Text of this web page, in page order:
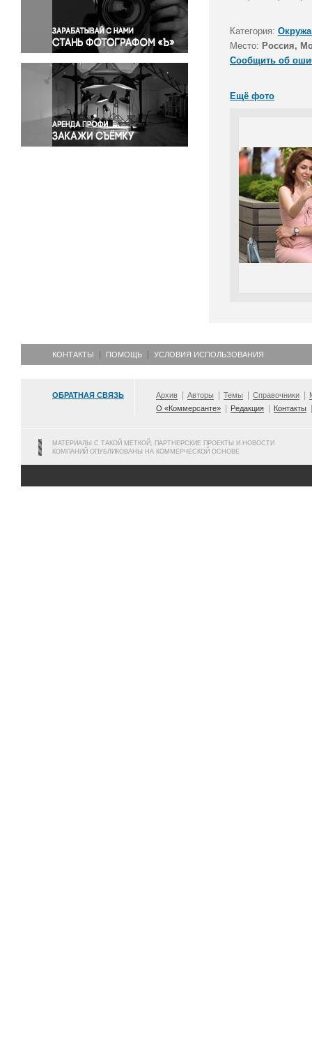
Правосудие
Происшествия и конфликты
Религия
Светская жизнь
Спорт
Экология
Экономика и бизнес
Категория:
Место: Россия,
Сообщить об
Ещё фото
КОНТАКТЫ ПОМОЩЬ УСЛОВИЯ ИСПОЛЬЗОВАНИЯ
ОБРАТНАЯ СВЯЗЬ Архив Авторы Темы Справочники
О «Коммерсанте»
Редакция Контакты
МАТЕРИАЛЫ С ТАКОЙ МЕТКОЙ, ПАРТНЕРСКИЕ ПРОЕКТЫ И НОВОСТИ
КОМПАНИЙ ОПУБЛИКОВАНЫ НА КОММЕРЧЕСКОЙ ОСНОВЕ